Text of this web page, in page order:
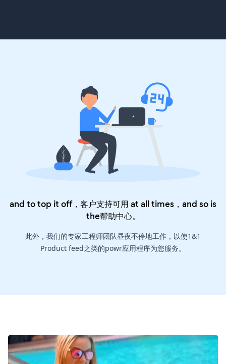
and to top it off，客户支持可用 at all times，and so is
the帮助中心。
此外，我们的专家工程师团队昼夜不停地工作，以使1&1
Product feed之类的powr应用程序为您服务。